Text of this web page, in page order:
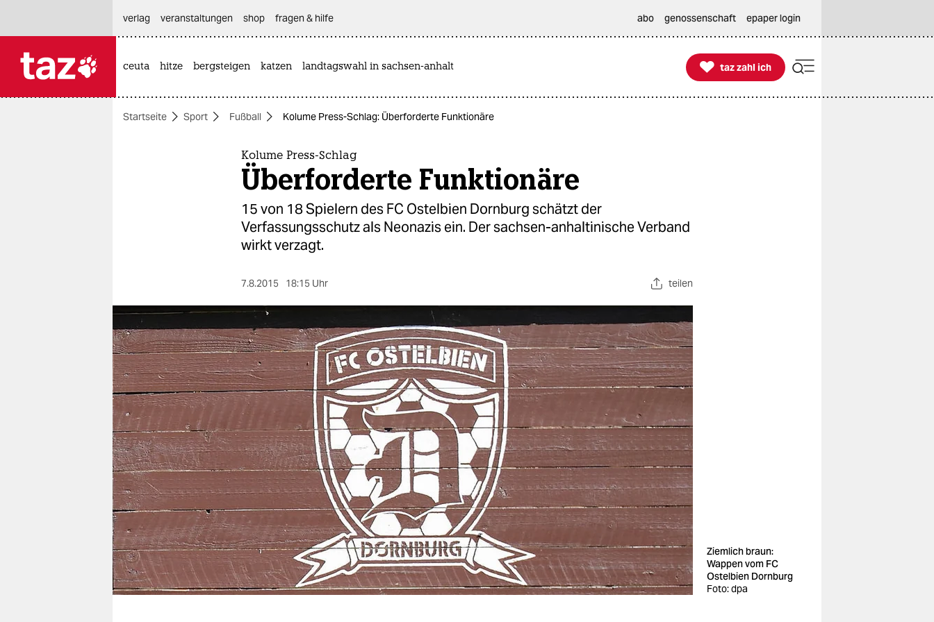
themen
berlin
nord
wahrheit
verlag
verlag
veranstaltungen
shop
fragen & hilfe
unterstützen
abo
genossenschaft
verlag
veranstaltungen shop fragen & hilfe abo genossenschaft epaper login
ceuta hitze bergsteigen katzen landtagswahl in sachsen-anhalt 
taz zahl ich
taz zahl ich
Startseite Sport Fußball Kolume Press-Schlag: Überforderte Funktionäre
Kolume Press-Schlag
Überforderte Funktionäre
15 von 18 Spielern des FC Ostelbien Dornburg schätzt der
Verfassungsschutz als Neonazis ein. Der sachsen-anhaltinische Verband
wirkt verzagt.
7.8.2015 18:15 Uhr teilen
Ziemlich braun:
Wappen vom FC
Ostelbien Dornburg
Foto: dpa